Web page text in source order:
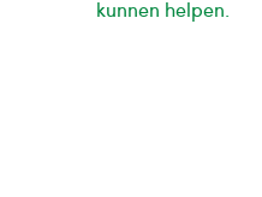
kunnen helpen.